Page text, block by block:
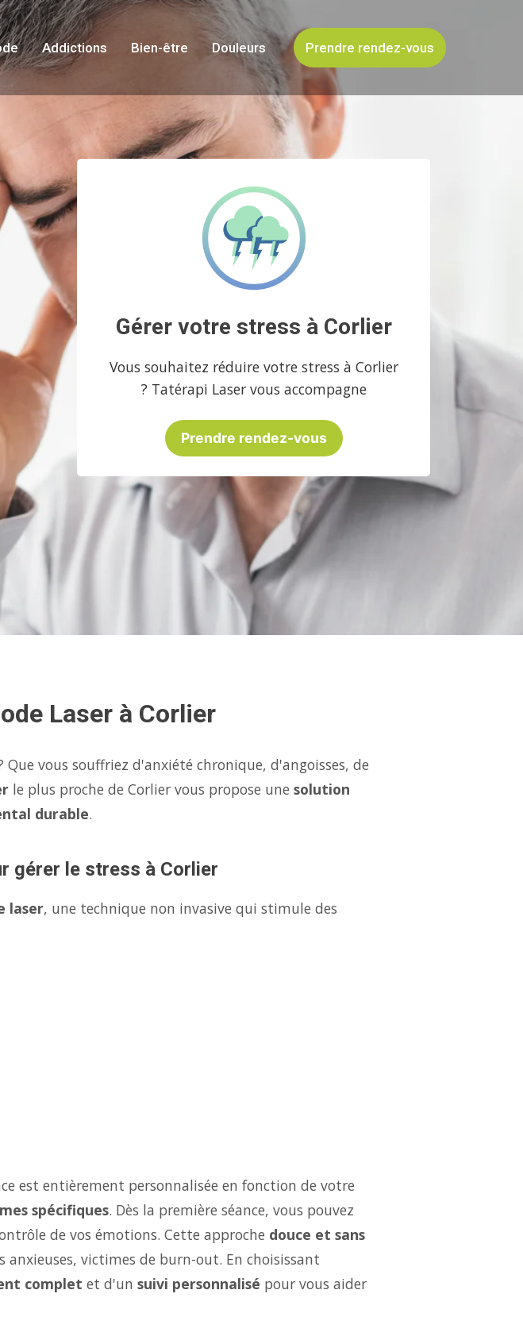
Addictions Bien-être Douleurs Prendre rendez-vous
Gérer votre stress à Corlier
Vous souhaitez réduire votre stress à Corlier
? Tatérapi Laser vous accompagne
Prendre rendez-vous
Laser à Corlier
Que vous souffriez d'anxiété chronique, d'angoisses, de
le plus proche de Corlier vous propose une solution
durable.
gérer le stress à Corlier
laser, une technique non invasive qui stimule des
est entièrement personnalisée en fonction de votre
spécifiques. Dès la première séance, vous pouvez
de vos émotions. Cette approche douce et sans
anxieuses, victimes de burn-out. En choisissant
complet et d'un suivi personnalisé pour vous aider